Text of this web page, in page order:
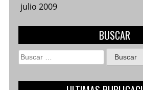
julio 2009
BUSCAR
Buscar: